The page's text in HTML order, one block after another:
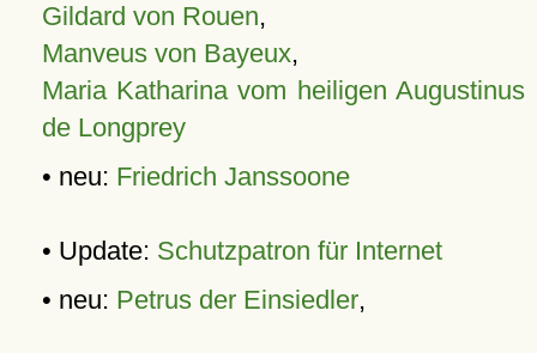
Gildard von Rouen,
Manveus von Bayeux,
Maria Katharina vom heiligen Augustinus
de Longprey
• neu: Friedrich Janssoone
• Update: Schutzpatron für Internet
• neu: Petrus der Einsiedler,